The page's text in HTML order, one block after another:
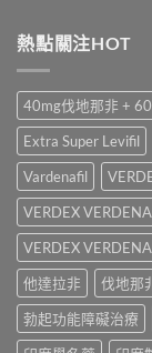
項
港
正
貨
購
買
指
南〉
中
多
原
廠
與
學
名
藥
購
買
比
較〉
中
利
麼
選？
年
效
果、
價
錢、
副
作
用
全
面
比
名
藥
隻
好？
Cenforce-
100、
Kamagra
與
Kamagra
Oral
Jelly
全
面
比
較〉
中
熱點關注HOT
40mg伐地那非 +
Extra Super Levifil
Vardenafil
VERDEX
VERDEX
他達拉非
伐地那
勃起功能障礙治療